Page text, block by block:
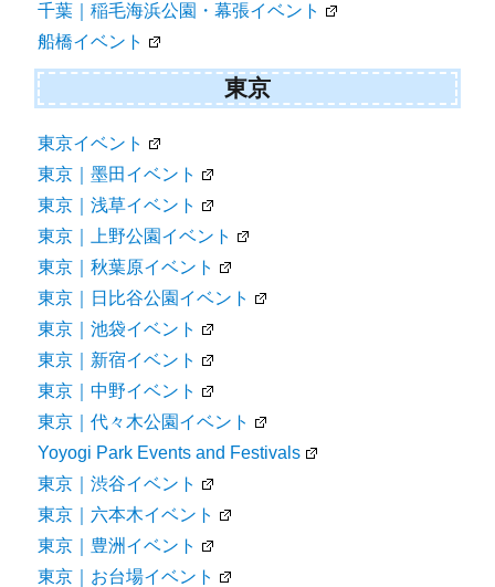
千葉｜稲毛海浜公園・幕張イベント
船橋イベント
東京
東京イベント
東京｜墨田イベント
東京｜浅草イベント
東京｜上野公園イベント
東京｜秋葉原イベント
東京｜日比谷公園イベント
東京｜池袋イベント
東京｜新宿イベント
東京｜中野イベント
東京｜代々木公園イベント
Yoyogi Park Events and Festivals
東京｜渋谷イベント
東京｜六本木イベント
東京｜豊洲イベント
東京｜お台場イベント